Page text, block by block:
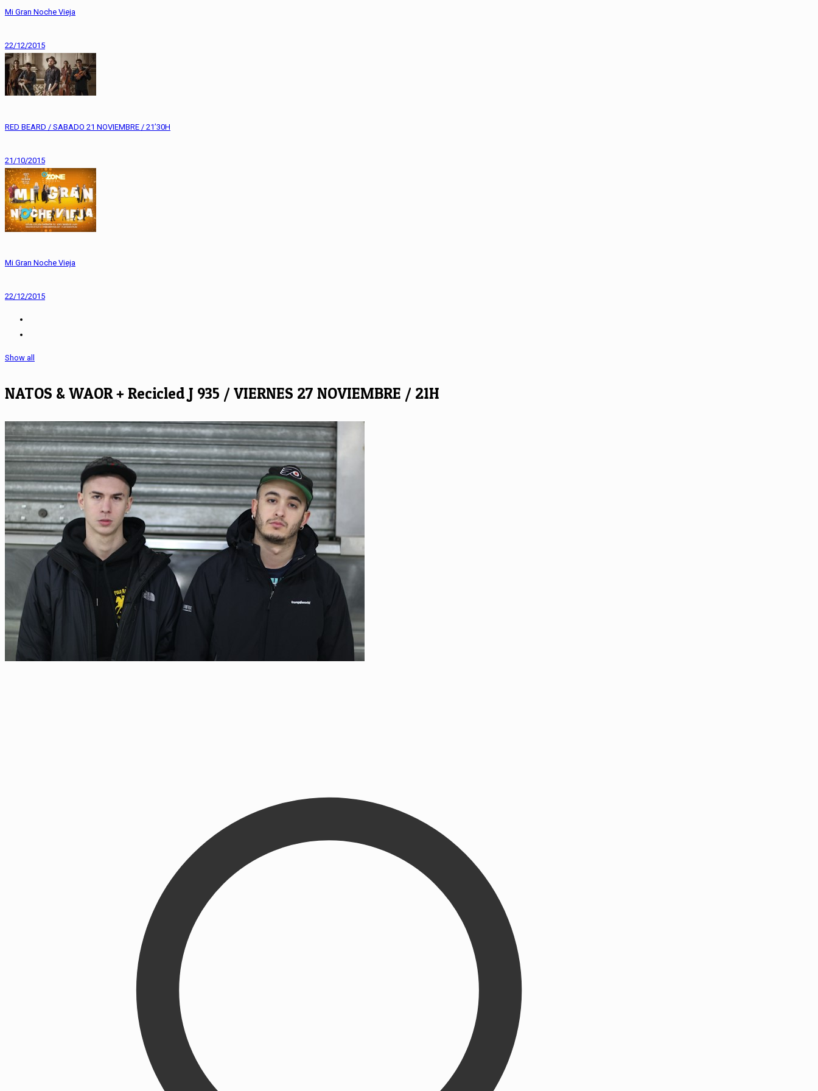
Mi Gran Noche Vieja
22/12/2015
RED BEARD / SABADO 21 NOVIEMBRE / 21’30H
21/10/2015
Mi Gran Noche Vieja
22/12/2015
Show all
NATOS & WAOR + Recicled J 935 / VIERNES 27 NOVIEMBRE / 21H